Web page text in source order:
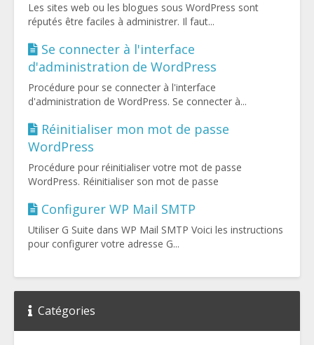
Les sites web ou les blogues sous WordPress sont
réputés être faciles à administrer. Il faut...
Se connecter à l'interface
d'administration de WordPress
Procédure pour se connecter à l'interface
d'administration de WordPress. Se connecter à...
Réinitialiser mon mot de passe
WordPress
Procédure pour réinitialiser votre mot de passe
WordPress. Réinitialiser son mot de passe
Configurer WP Mail SMTP
Utiliser G Suite dans WP Mail SMTP Voici les instructions
pour configurer votre adresse G...
Catégories